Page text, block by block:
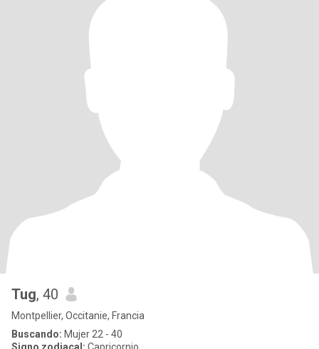
Tug, 40
Montpellier, Occitanie, Francia
Buscando: Mujer 22 - 40